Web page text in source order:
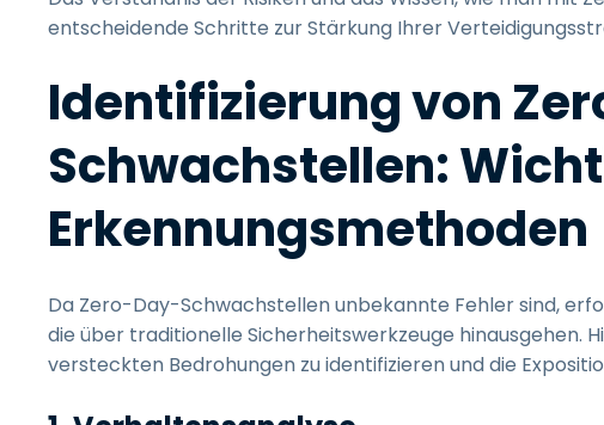
entscheidende Schritte zur Stärkung Ihrer
Identifizierung von
Schwachstellen:
Erkennungsmethoden
Da Zero-Day-Schwachstellen unbekannte Fehler sind,
die über traditionelle Sicherheitswerkzeuge hinausgehen.
versteckten Bedrohungen zu identifizieren und die